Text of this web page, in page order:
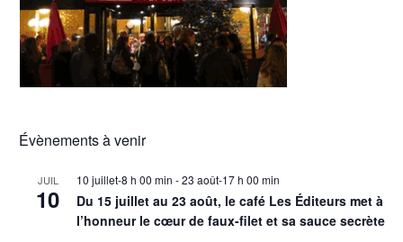
Évènements à venir
JUIL
10
10 juillet-8 h 00 min -23 août-17 h 00 min
Du 15 juillet au 23 août, le café Les Éditeurs met à
l’honneur le cœur de faux-filet et sa sauce secrète